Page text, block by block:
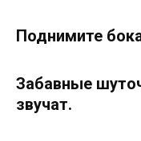
Поднимите
Забавные
звучат.